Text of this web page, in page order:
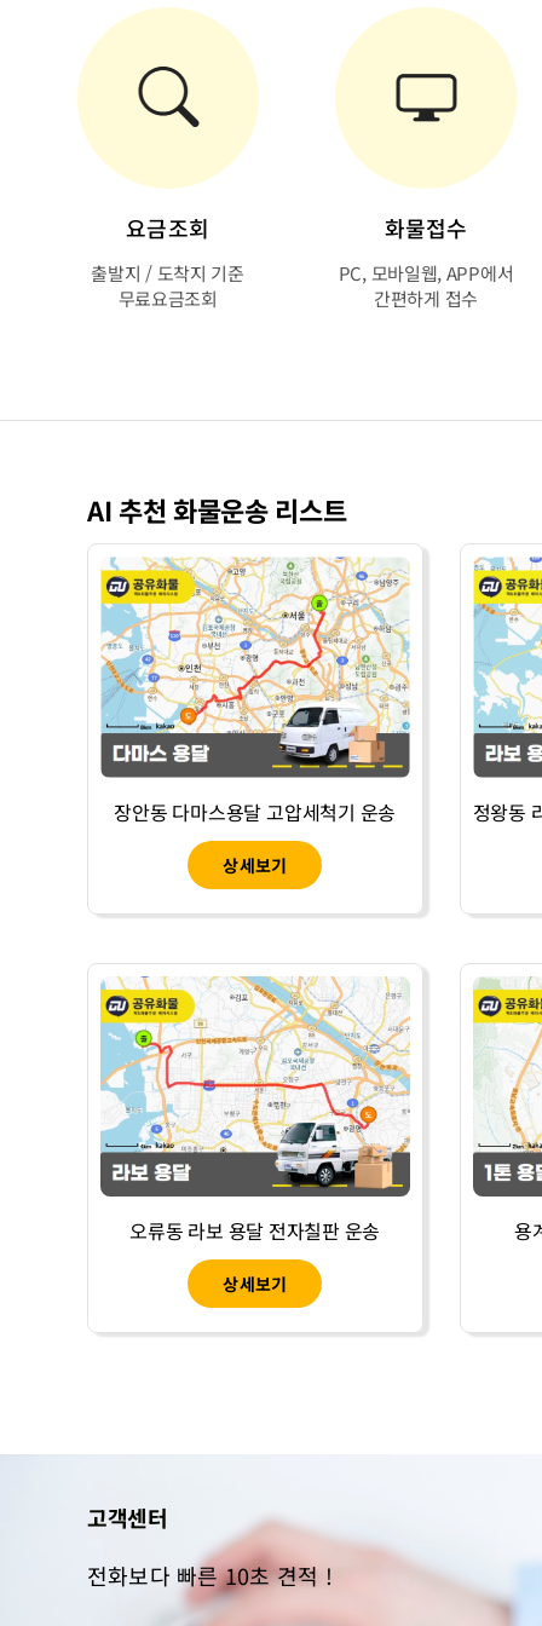
요금조회
출발지 / 도착지 기준
무료요금조회
화물접수
PC, 모바일웹, APP에서
간편하게 접수
AI 추천 화물운송 리스트
장안동 다마스용달 고압세척기 운송
상세보기
오류동 라보 용달 전자칠판 운송
상세보기
용
고객센터
전화보다 빠른 10초 견적 !